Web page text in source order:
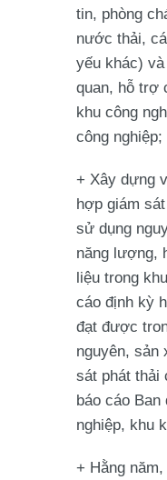
tin, phòng
nước thải,
yếu khác)
quan, hỗ trợ
khu công
công nghiệp;
+ Xây dựng
hợp giám
sử dụng
năng lượng,
liệu trong
cáo định kỳ
đạt được
nguyên, sản
sát phát thải
báo cáo Ban
nghiệp, khu
+ Hằng